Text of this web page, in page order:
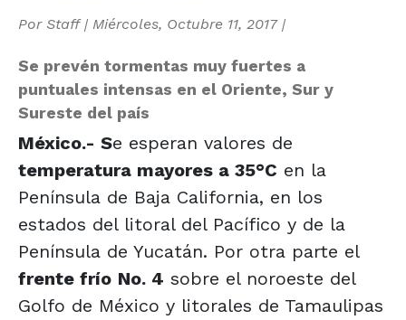
Por Staff| Miércoles, Octubre 11, 2017|
Se prevén tormentas muy fuertes a
puntuales intensas en el Oriente, Sur y
Sureste del país
México.- Se esperan valores de
temperatura mayores a 35°C en la
Península de Baja California, en los
estados del litoral del Pacífico y de la
Península de Yucatán. Por otra parte el
frente frío No. 4 sobre el noroeste del
Golfo de México y litorales de Tamaulipas